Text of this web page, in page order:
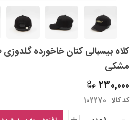
مشکی
230,000
کد کالا 102270